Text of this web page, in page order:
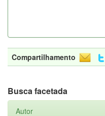
Compartilhamento
Busca facetada
Autor